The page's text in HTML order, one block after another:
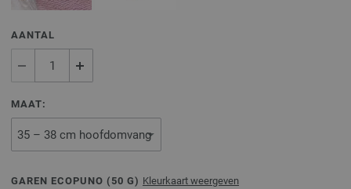
AANTAL
MAAT:
GAREN ECOPUNO ( 50 G) Kleurkaart weergeven